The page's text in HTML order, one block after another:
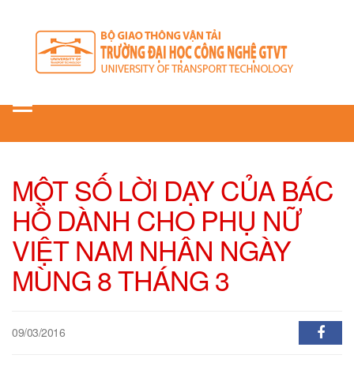
Toggle
MỘT SỐ LỜI DẠY CỦA BÁC
HỒ DÀNH CHO PHỤ NỮ
VIỆT NAM NHÂN NGÀY
MÙNG 8 THÁNG 3
09/03/2016